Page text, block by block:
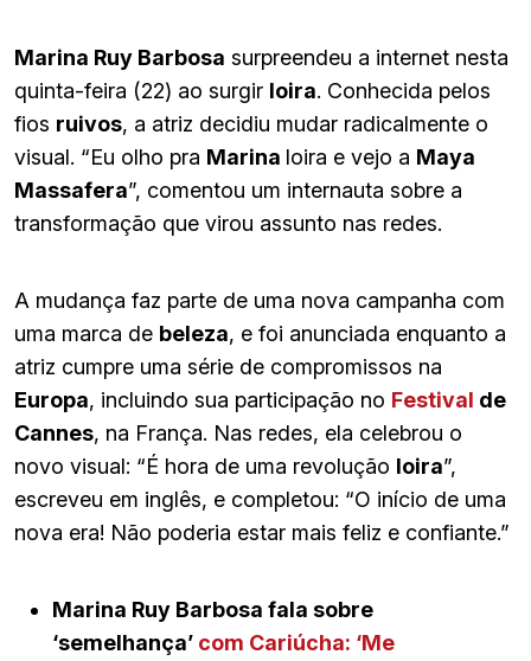
Marina Ruy Barbosa surpreendeu a internet nesta
quinta-feira (22) ao surgir loira. Conhecida pelos
fios ruivos, a atriz decidiu mudar radicalmente o
visual. “Eu olho pra Marina loira e vejo a Maya
Massafera”, comentou um internauta sobre a
transformação que virou assunto nas redes.
A mudança faz parte de uma nova campanha com
uma marca de beleza, e foi anunciada enquanto a
atriz cumpre uma série de compromissos na
Europa, incluindo sua participação no Festival de
Cannes, na França. Nas redes, ela celebrou o
novo visual: “É hora de uma revolução loira”,
escreveu em inglês, e completou: “O início de uma
nova era! Não poderia estar mais feliz e confiante.”
Marina Ruy Barbosa fala sobre
‘semelhança’ com Cariúcha: ‘Me